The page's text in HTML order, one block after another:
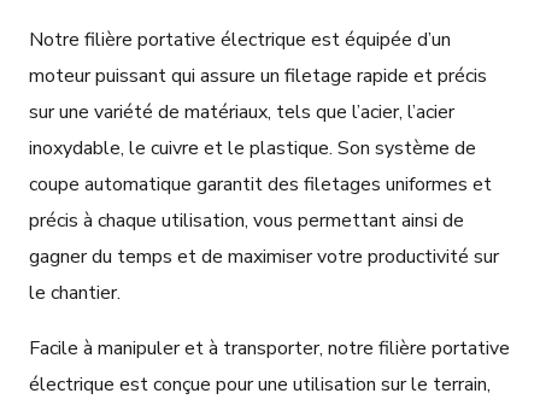
Notre filière portative électrique est équipée d’un
moteur puissant qui assure un filetage rapide et précis
sur une variété de matériaux, tels que l’acier, l’acier
inoxydable, le cuivre et le plastique. Son système de
coupe automatique garantit des filetages uniformes et
précis à chaque utilisation, vous permettant ainsi de
gagner du temps et de maximiser votre productivité sur
le chantier.
Facile à manipuler et à transporter, notre filière portative
électrique est conçue pour une utilisation sur le terrain,